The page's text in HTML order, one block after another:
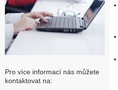
Pro více informací nás můžete
kontaktovat na: